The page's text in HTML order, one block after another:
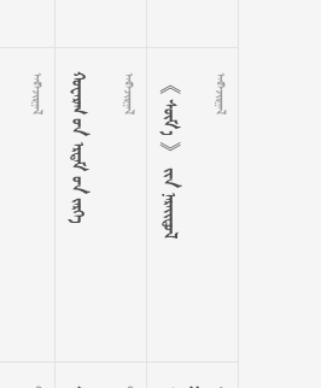
 
     
《  》  